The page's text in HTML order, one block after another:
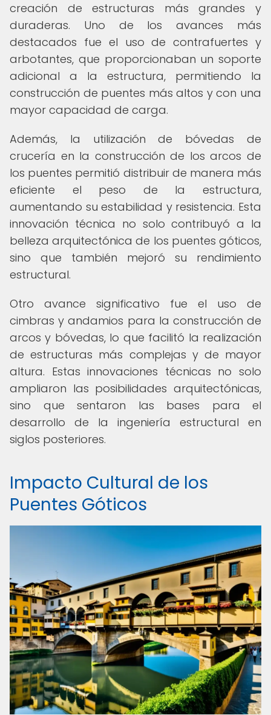
creación de estructuras más grandes y
duraderas. Uno de los avances más
destacados fue el uso de contrafuertes y
arbotantes, que proporcionaban un soporte
adicional a la estructura, permitiendo la
construcción de puentes más altos y con una
mayor capacidad de carga.
Además, la utilización de bóvedas de
crucería en la construcción de los arcos de
los puentes permitió distribuir de manera más
eficiente el peso de la estructura,
aumentando su estabilidad y resistencia. Esta
innovación técnica no solo contribuyó a la
belleza arquitectónica de los puentes góticos,
sino que también mejoró su rendimiento
estructural.
Otro avance significativo fue el uso de
cimbras y andamios para la construcción de
arcos y bóvedas, lo que facilitó la realización
de estructuras más complejas y de mayor
altura. Estas innovaciones técnicas no solo
ampliaron las posibilidades arquitectónicas,
sino que sentaron las bases para el
desarrollo de la ingeniería estructural en
siglos posteriores.
Impacto Cultural de los
Puentes Góticos